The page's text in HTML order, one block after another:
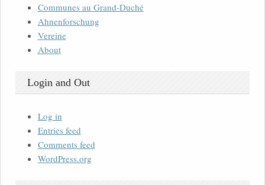
Communes au Grand-Duché
Ahnenforschung
Vereine
About
Login and Out
Log in
Entries feed
Comments feed
WordPress.org